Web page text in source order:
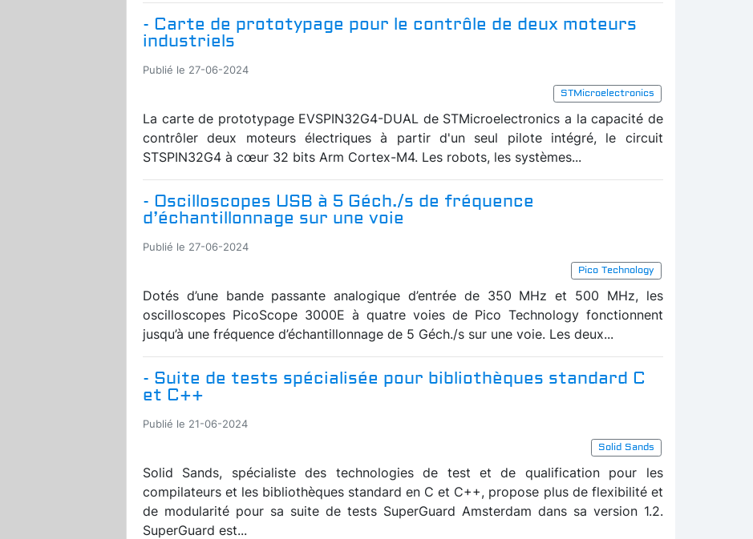
- Carte de prototypage pour le contrôle de deux moteurs
industriels
Publié le 27-06-2024
STMicroelectronics
La carte de prototypage EVSPIN32G4-DUAL de STMicroelectronics a la capacité de
contrôler deux moteurs électriques à partir d'un seul pilote intégré, le circuit
STSPIN32G4 à cœur 32 bits Arm Cortex-M4. Les robots, les systèmes...
- Oscilloscopes USB à 5 Géch./s de fréquence
d’échantillonnage sur une voie
Publié le 27-06-2024
Pico Technology
Dotés d’une bande passante analogique d’entrée de 350 MHz et 500 MHz, les
oscilloscopes PicoScope 3000E à quatre voies de Pico Technology fonctionnent
jusqu’à une fréquence d’échantillonnage de 5 Géch./s sur une voie. Les deux...
- Suite de tests spécialisée pour bibliothèques standard C
et C++
Publié le 21-06-2024
Solid Sands
Solid Sands, spécialiste des technologies de test et de qualification pour les
compilateurs et les bibliothèques standard en C et C++, propose plus de flexibilité et
de modularité pour sa suite de tests SuperGuard Amsterdam dans sa version 1.2.
SuperGuard est...